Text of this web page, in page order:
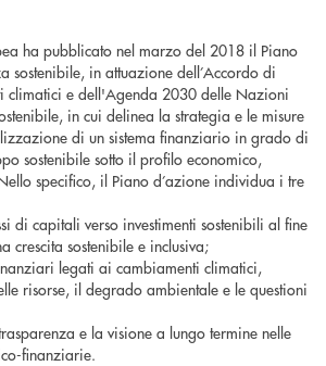
ha pubblicato nel marzo del 2018 il Piano
sostenibile, in attuazione dell’Accordo di
climatici e dell'Agenda 2030 delle Nazioni
in cui delinea la strategia e le misure
di un sistema finanziario in grado di
sostenibile sotto il profilo economico,
specifico, il Piano d’azione individua i tre
di capitali verso investimenti sostenibili al fine
crescita sostenibile e inclusiva;
legati ai cambiamenti climatici,
risorse, il degrado ambientale e le questioni
e la visione a lungo termine nelle
finanziarie.